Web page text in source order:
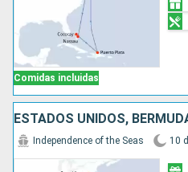
Comidas incluidas
Independence of the Seas 10 d